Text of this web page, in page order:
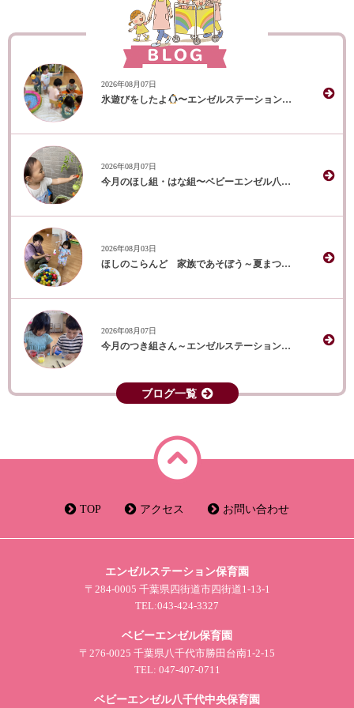
2026年08月07日
氷遊びをしたよ 〜エンゼルステーション保育園 はな組〜
2026年08月07日
今月のほし組・はな組〜ベビーエンゼル八千代中央保育園〜
2026年08月03日
ほしのこらんど 家族であそぼう～夏まつり～
2026年08月07日
今月のつき組さん～エンゼルステーション保育園～
ブログ一覧
TOP アクセス お問い合わせ
エンゼルステーション保育園
〒284-0005 千葉県四街道市四街道1-13-1
TEL:043-424-3327
ベビーエンゼル保育園
〒276-0025 千葉県八千代市勝田台南1-2-15
TEL: 047-407-0711
ベビーエンゼル八千代中央保育園